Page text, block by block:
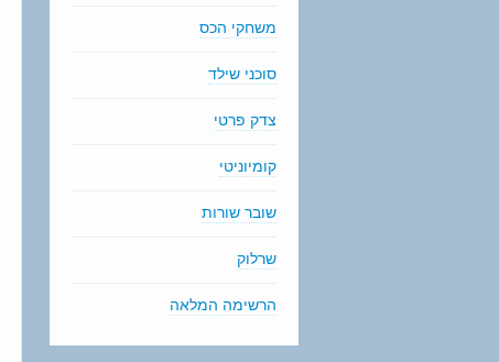
משחקי הכס
סוכני שילד
צדק פרטי
קומיוניטי
שובר שורות
שרלוק
הרשימה המלאה